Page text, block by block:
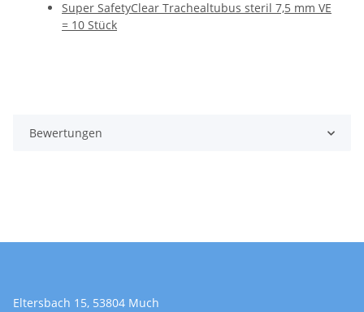
Super SafetyClear Trachealtubus steril 7,5 mm VE
= 10 Stück
Bewertungen
Eltersbach 15, 53804 Much